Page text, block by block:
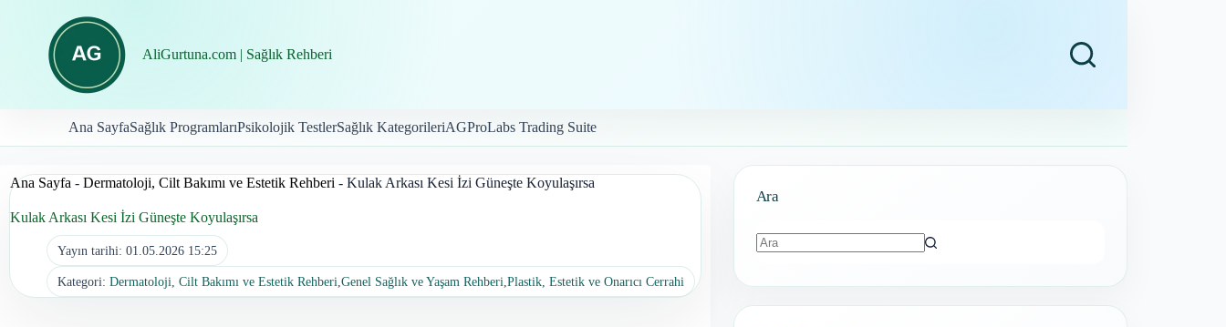
AliGurtuna.com | Sağlık Rehberi
Ana SayfaSağlık ProgramlarıPsikolojik TestlerSağlık KategorileriAGProLabs Trading Suite
Ana Sayfa - Dermatoloji, Cilt Bakımı ve Estetik Rehberi - Kulak Arkası Kesi İzi Güneşte Koyulaşırsa
Kulak Arkası Kesi İzi Güneşte Koyulaşırsa
Yayın tarihi: 01.05.2026 15:25
Kategori: Dermatoloji, Cilt Bakımı ve Estetik Rehberi Genel Sağlık ve Yaşam Rehberi Plastik, Estetik ve Onarıcı Cerrahi
Ara
bulunamadı